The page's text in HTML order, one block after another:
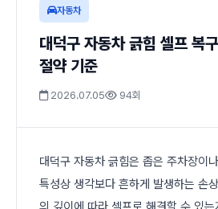
자동차
대덕구 자동차 긁힘 셀프 복
절약 기준
2026.07.05 94회
대덕구 자동차 긁힘은 좁은 주차장이
특성상 생각보다 흔하게 발생하는 손